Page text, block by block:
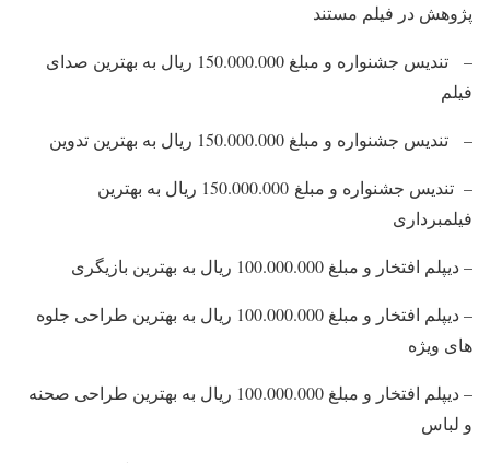
پژوهش در فیلم مستند
– تندیس جشنواره و مبلغ 150.000.000 ریال به بهترین صدای
فیلم
– تندیس جشنواره و مبلغ 150.000.000 ریال به بهترین تدوین
– تندیس جشنواره و مبلغ 150.000.000 ریال به بهترین
فیلمبرداری
– دیپلم افتخار و مبلغ 100.000.000 ریال به بهترین بازیگری
– دیپلم افتخار و مبلغ 100.000.000 ریال به بهترین طراحی جلوه
های ویژه
– دیپلم افتخار و مبلغ 100.000.000 ریال به بهترین طراحی صحنه
و لباس